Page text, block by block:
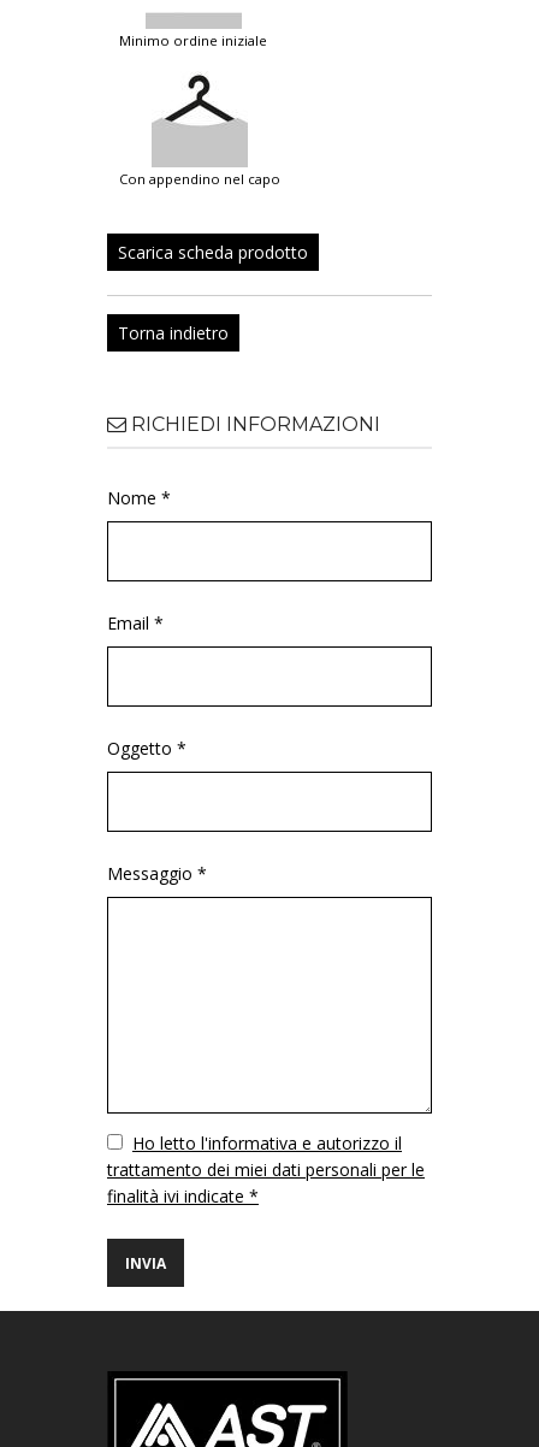
minimo ordine iniziale
con appendino nel capo
Scarica scheda prodotto
Torna indietro
RICHIEDI INFORMAZIONI
Nome *
Email *
Oggetto *
Messaggio *
VuotoHo letto l'informativa e autorizzo il
trattamento dei miei dati personali per le
finalità ivi indicate *